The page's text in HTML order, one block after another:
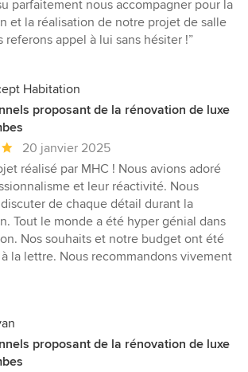
parfaitement nous accompagner pour la
et la réalisation de notre projet de salle
referons appel à lui sans hésiter !”
Habitation
proposant de la rénovation de luxe
20 janvier 2025
réalisé par MHC ! Nous avions adoré
et leur réactivité. Nous
de chaque détail durant la
Tout le monde a été hyper génial dans
Nos souhaits et notre budget ont été
la lettre. Nous recommandons vivement
proposant de la rénovation de luxe